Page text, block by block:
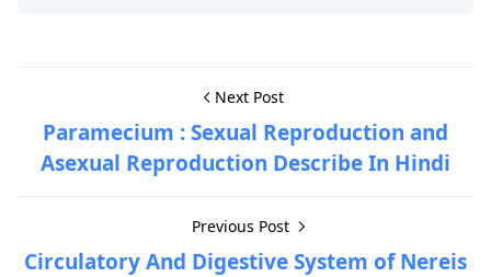
Next Post
Paramecium : Sexual Reproduction and
Asexual Reproduction Describe In Hindi
Previous Post
Circulatory And Digestive System of Nereis